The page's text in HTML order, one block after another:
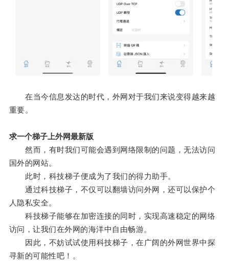
在当今信息发达的时代，外网对于我们来说变得越来越
重要。
求一个梯子上外网最新版
然而，有时我们可能会遇到网络限制的问题，无法访问
国外的网站。
此时，科技梯子便成为了我们的得力助手。
通过科技梯子，不仅可以翻墙访问外网，还可以保护个
人隐私安全。
科技梯子能够在加密连接的同时，实现高速稳定的网络
访问，让我们在外网的海洋中自由畅游。
因此，不妨试试使用科技梯子，在广阔的外网世界中探
寻新的可能性吧！。